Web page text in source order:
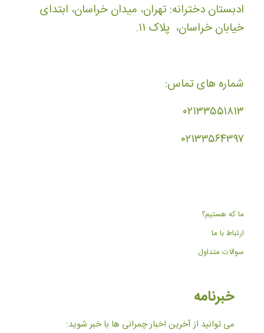
ادبستان دخترانه: تهران، میدان خراسان، ابتدای
خیابان خراسان، پلاک ۱۱.
شماره های تماس:
۰۲۱۳۳۵۵۱۸۱۳
۰۲۱۳۳۵۶۴۳۹۷
ما که هستیم؟
ارتباط با ما
سوالات متداول
خبرنامه
می توانید از آخرین اخبار چمرانی ها با خبر شوید: